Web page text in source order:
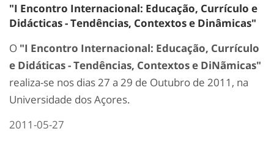
"I Encontro Internacional: Educação, Currículo e
Didácticas - Tendências, Contextos e Dinâmicas"
O "I Encontro Internacional: Educação, Currículo
e Didáticas - Tendências, Contextos e DiNãmicas"
realiza-se nos dias 27 a 29 de Outubro de 2011, na
Universidade dos Açores.
2011-05-27